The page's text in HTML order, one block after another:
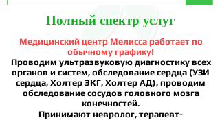
Полный спектр услуг
Медицинский центр Мелисса работает по
обычному графику!
Проводим ультразвуковую диагностику всех
органов и систем, обследование сердца (УЗИ
сердца, Холтер ЭКГ, Холтер АД), проводим
обследование сосудов головного мозга
конечностей.
Принимают невролог, терапевт-